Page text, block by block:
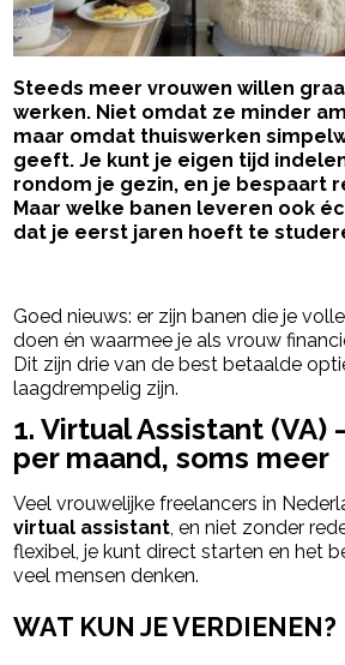
Steeds meer vrouwen willen
werken. Niet omdat ze minder
maar omdat thuiswerken
geeft. Je kunt je eigen tijd
rondom je gezin, en je bespaart
Maar welke banen leveren ook
dat je eerst jaren hoeft te
Goed nieuws: er zijn banen die je
doen én waarmee je als vrouw
Dit zijn drie van de best betaalde
laagdrempelig zijn.
1. Virtual Assistant
per maand, soms meer
Veel vrouwelijke freelancers in
virtual assistant, en niet zonder
flexibel, je kunt direct starten en het
veel mensen denken.
WAT KUN JE VERDIENEN?